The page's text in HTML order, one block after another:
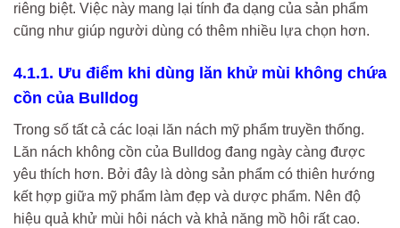
riêng biệt. Việc này mang lại tính đa dạng của sản phẩm
cũng như giúp người dùng có thêm nhiều lựa chọn hơn.
4.1.1. Ưu điểm khi dùng lăn khử mùi không chứa
cồn của Bulldog
Trong số tất cả các loại lăn nách mỹ phẩm truyền thống.
Lăn nách không cồn của Bulldog đang ngày càng được
yêu thích hơn. Bởi đây là dòng sản phẩm có thiên hướng
kết hợp giữa mỹ phẩm làm đẹp và dược phẩm. Nên độ
hiệu quả khử mùi hôi nách và khả năng mồ hôi rất cao.